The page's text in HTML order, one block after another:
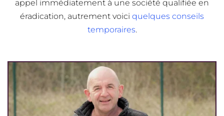
appel immédiatement à une société qualifiée en
éradication, autrement voici quelques conseils
temporaires.